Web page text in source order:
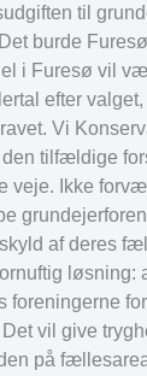
til
burde
i Furesø vil
efter
Vi
tilfældige
veje. Ikke
af deres
løsning:
foreningerne
vil give
på